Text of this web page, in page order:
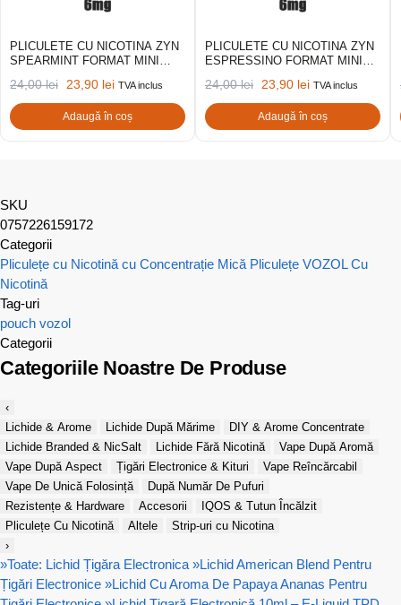
PLICULETE CU NICOTINA ZYN
SPEARMINT FORMAT MINI
24,00lei 23,90 lei TVA inclus
Adaugă în coș
PLICULETE CU NICOTINA ZYN
ESPRESSINO FORMAT MINI
24,00lei 23,90 lei TVA inclus
Adaugă în coș
SKU
0757226159172
Categorii
Pliculețe cu Nicotină cu Concentrație Mică Pliculețe VOZOL Cu
Nicotină
Tag-uri
pouch vozol
Categorii
Categoriile Noastre De Produse
‹
Lichide & Arome
Lichide După Mărime
DIY & Arome Concentrate
Lichide Branded & NicSalt
Lichide Fără Nicotină
Vape După Aromă
Vape După Aspect
Țigări Electronice & Kituri
Vape Reîncărcabil
Vape De Unică Folosință
După Număr De Pufuri
Rezistențe & Hardware
Accesorii
IQOS & Tutun Încălzit
Pliculețe Cu Nicotină
Altele
Strip-uri cu Nicotina
›
»Toate: Lichid Țigăra Electronica »Lichid American Blend Pentru
Țigări Electronice »Lichid Cu Aroma De Papaya Ananas Pentru